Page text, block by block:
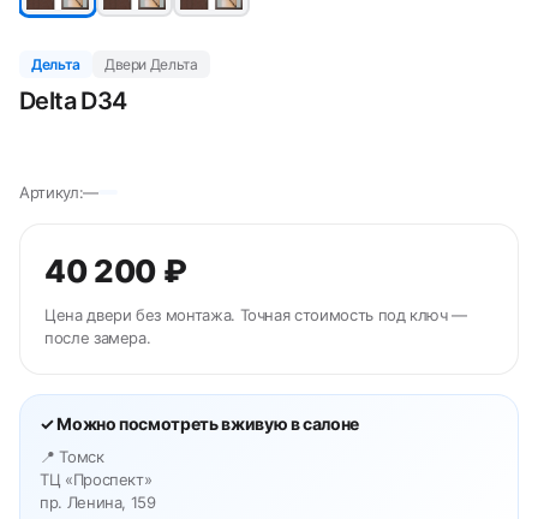
Дельта Двери Дельта
Delta D34
Артикул:—
40 200 ₽
Цена двери без монтажа. Точная стоимость под ключ —
после замера.
✓ Можно посмотреть вживую в салоне
📍 Томск
ТЦ «Проспект»
пр. Ленина, 159